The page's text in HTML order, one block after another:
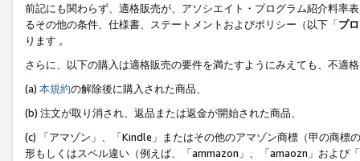
前記にも関わらず、適格販売が、アソシエイト・プログラム紹介料率
るその他の条件、仕様書、ステートメントおよびポリシー（以下「プ
ります 。
さらに、以下の購入は適格販売の要件を満たすようにみえても、不適
(a) 本規約の解除後に購入された商品、
(b) 注文が取り消され、返品または返金が開始された商品、
(c) 「アマゾン」、「Kindle」またはその他のアマゾン商標（甲の商
形もしくはスペル違い（例えば、「ammazon」、「amaozn」および